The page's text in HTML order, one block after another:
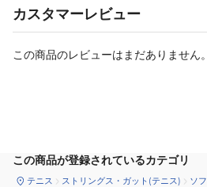
カスタマーレビュー
この商品のレビューはまだありません。
この商品が登録されているカテゴリ
テニス ストリングス・ガット(テニス) ソ